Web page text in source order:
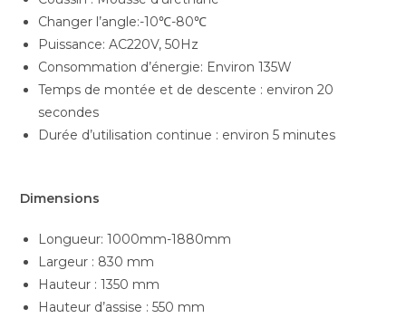
Changer l’angle:-10℃-80℃
Puissance: AC220V, 50Hz
Consommation d’énergie: Environ 135W
Temps de montée et de descente : environ 20
secondes
Durée d’utilisation continue : environ 5 minutes
Dimensions
Longueur: 1000mm-1880mm
Largeur : 830 mm
Hauteur : 1350 mm
Hauteur d’assise : 550 mm